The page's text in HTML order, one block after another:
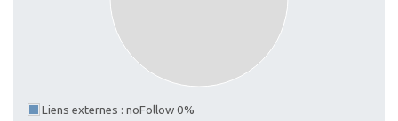
Liens externes : noFollow 0%